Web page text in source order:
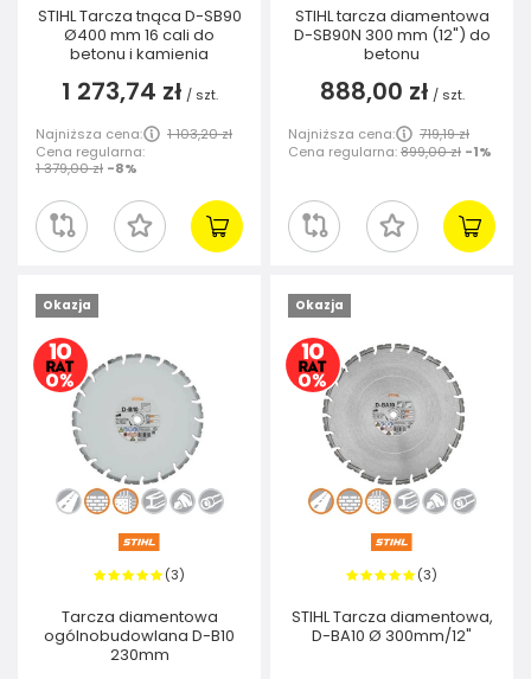
STIHL Tarcza tnąca D-SB90
Ø400 mm 16 cali do
betonu i kamienia
1 273,74 zł / szt.
Najniższa cena:
1 103,20 zł
Cena regularna:
1 379,00 zł -8%
STIHL tarcza diamentowa
D-SB90N 300 mm (12") do
betonu
888,00 zł / szt.
Najniższa cena:
719,19 zł
Cena regularna:899,00 zł -1%
Okazja
(3)
Tarcza diamentowa
ogólnobudowlana D-B10
230mm
Okazja
(3)
STIHL Tarcza diamentowa,
D-BA10 Ø 300mm/12"